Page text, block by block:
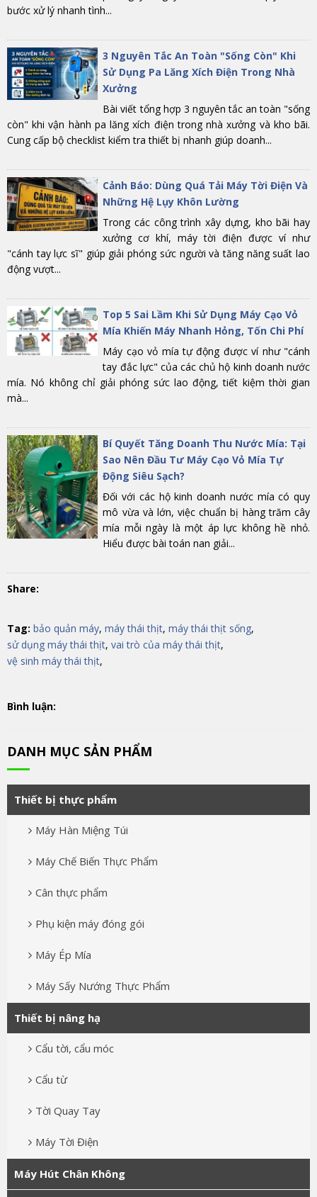
bước xử lý nhanh tình...
3 Nguyên Tắc An Toàn "Sống Còn" Khi
Sử Dụng Pa Lăng Xích Điện Trong Nhà
Xưởng
Bài viết tổng hợp 3 nguyên tắc an toàn "sống
còn" khi vận hành pa lăng xích điện trong nhà xưởng và kho bãi.
Cung cấp bộ checklist kiểm tra thiết bị nhanh giúp doanh...
Cảnh Báo: Dùng Quá Tải Máy Tời Điện Và
Những Hệ Lụy Khôn Lường
Trong các công trình xây dựng, kho bãi hay
xưởng cơ khí, máy tời điện được ví như
"cánh tay lực sĩ" giúp giải phóng sức người và tăng năng suất lao
động vượt...
Top 5 Sai Lầm Khi Sử Dụng Máy Cạo Vỏ
Mía Khiến Máy Nhanh Hỏng, Tốn Chi Phí
Máy cạo vỏ mía tự động được ví như "cánh
tay đắc lực" của các chủ hộ kinh doanh nước
mía. Nó không chỉ giải phóng sức lao động, tiết kiệm thời gian
mà...
Bí Quyết Tăng Doanh Thu Nước Mía: Tại
Sao Nên Đầu Tư Máy Cạo Vỏ Mía Tự
Động Siêu Sạch?
Đối với các hộ kinh doanh nước mía có quy
mô vừa và lớn, việc chuẩn bị hàng trăm cây
mía mỗi ngày là một áp lực không hề nhỏ.
Hiểu được bài toán nan giải...
Share:
Tag: bảo quản máy, máy thái thịt, máy thái thịt sống,
sử dụng máy thái thịt, vai trò của máy thái thịt,
vệ sinh máy thái thịt,
Bình luận:
DANH MỤC SẢN PHẨM
Thiết bị thực phẩm
Máy Hàn Miệng Túi
Máy Chế Biến Thực Phẩm
Cân thực phẩm
Phụ kiện máy đóng gói
Máy Ép Mía
Máy Sấy Nướng Thực Phẩm
Thiết bị nâng hạ
Cẩu tời, cẩu móc
Cẩu từ
Tời Quay Tay
Máy Tời Điện
Máy Hút Chân Không